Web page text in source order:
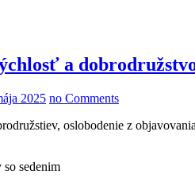
a
2025 no Comments
oslobodenie z